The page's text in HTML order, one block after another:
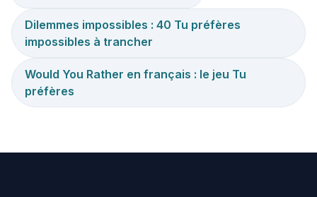
Dilemmes impossibles : 40 Tu préfères
impossibles à trancher
Would You Rather en français : le jeu Tu
préfères